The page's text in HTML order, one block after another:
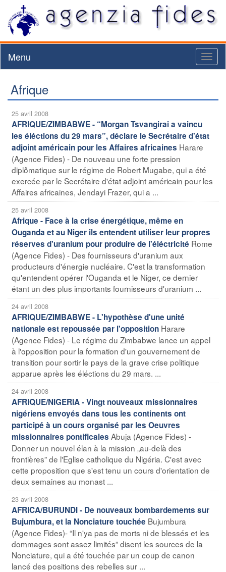
Menu
Afrique
25 avril 2008
AFRIQUE/ZIMBABWE - “Morgan Tsvangirai a vaincu
les éléctions du 29 mars”, déclare le Secrétaire d'état
adjoint américain pour les Affaires africaines Harare
(Agence Fides) - De nouveau une forte pression
diplômatique sur le régime de Robert Mugabe, qui a été
exercée par le Secrétaire d'état adjoint américain pour les
Affaires africaines, Jendayi Frazer, qui a ...
25 avril 2008
Afrique - Face à la crise énergétique, même en
Ouganda et au Niger ils entendent utiliser leur propres
réserves d'uranium pour produire de l'éléctricité Rome
(Agence Fides) - Des fournisseurs d'uranium aux
producteurs d'énergie nucléaire. C'est la transformation
qu'entendent opérer l'Ouganda et le Niger, ce dernier
étant un des plus importants fournisseurs d'uranium ...
24 avril 2008
AFRIQUE/ZIMBABWE - L'hypothèse d'une unité
nationale est repoussée par l'opposition Harare
(Agence Fides) - Le régime du Zimbabwe lance un appel
à l'opposition pour la formation d'un gouvernement de
transition pour sortir le pays de la grave crise politique
apparue après les éléctions du 29 mars. ...
24 avril 2008
AFRIQUE/NIGERIA - Vingt nouveaux missionnaires
nigériens envoyés dans tous les continents ont
participé à un cours organisé par les Oeuvres
missionnaires pontificales Abuja (Agence Fides) -
Donner un nouvel élan à la mission „au-delà des
frontières” de l'Eglise catholique du Nigéria. C'est avec
cette proposition que s'est tenu un cours d'orientation de
deux semaines au monast ...
23 avril 2008
AFRICA/BURUNDI - De nouveaux bombardements sur
Bujumbura, et la Nonciature touchée Bujumbura
(Agence Fides)- “Il n'ya pas de morts ni de blessés et les
dommages sont assez limités” disent les sources de la
Nonciature, qui a été touchée par un coup de canon
lancé des positions des rebelles sur ...